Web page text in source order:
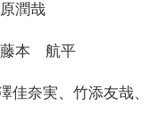
潤哉
本 航平
奈実、竹添友哉